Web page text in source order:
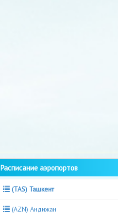
Расписание аэропортов
(TAS) Ташкент
(AZN) Андижан